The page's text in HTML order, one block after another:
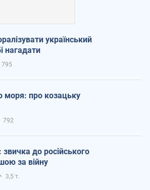
український
нагадати
795
моря: про козацьку
792
звичка до російського
за війну
3,5 т.